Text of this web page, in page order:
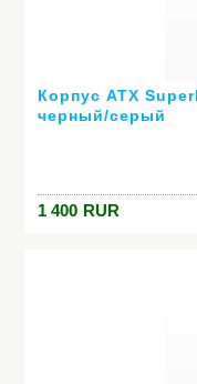
Корпус ATX
черный/серый
1 400 RUR